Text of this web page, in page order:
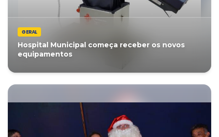
GERAL
Hospital Municipal começa receber os novos
equipamentos